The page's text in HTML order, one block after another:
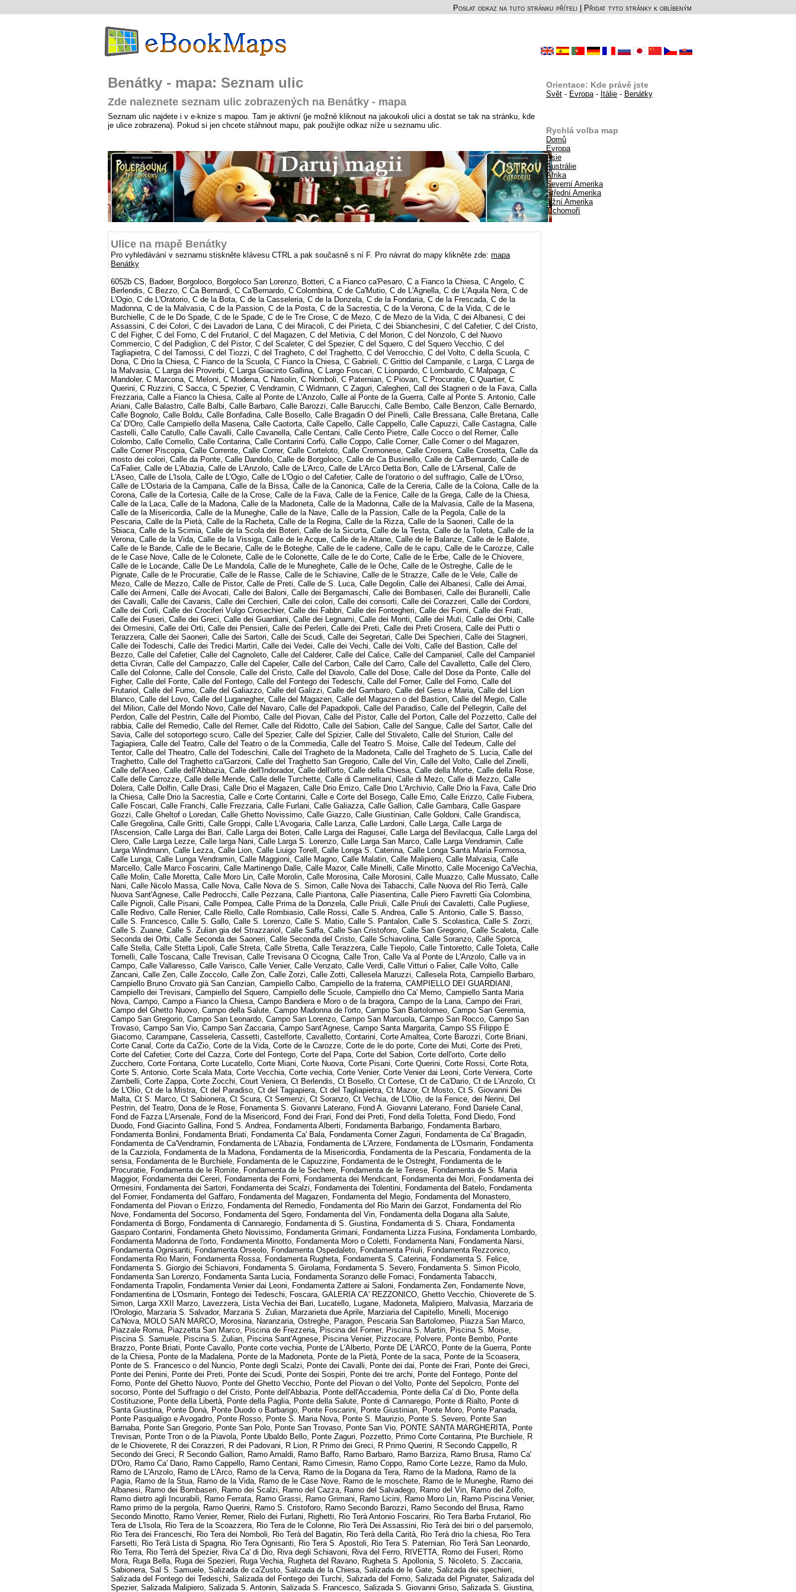
Poslat odkaz na tuto stránku příteli Přidat tyto stránky k oblíbeným
Benátky - mapa: Seznam ulic
Zde naleznete seznam ulic zobrazených na Benátky - mapa
Seznam ulic najdete i v e-knize s mapou. Tam je aktivní (je možné kliknout na jakoukoli ulici a dostat se tak na stránku, kde
je ulice zobrazena). Pokud si jen chcete stáhnout mapu, pak použijte odkaz níže u seznamu ulic.
Ulice na mapě Benátky
Pro vyhledávání v seznamu stiskněte klávesu CTRL a pak současně s ní F. Pro návrat do mapy klikněte zde: mapa
Benátky
6052b CS, Badoer, Borgoloco, Borgoloco San Lorenzo, Botteri, C a Fianco ca'Pesaro, C a Fianco la Chiesa, C Angelo, C Berlendis, C Bezzo, C Ca Bernardi, C Ca'Bernardo, C Colombina, C de Ca'Mutio, C de L'Agnella, C de L'Aquila Nera, C de L'Ogio, C de L'Oratorio, C de la Bota, C de la Casseleria, C de la Donzela, C de la Fondaria, C de la Frescada, C de la Madonna, C de la Malvasia, C de la Passion, C de la Posta, C de la Sacrestia, C de la Verona, C de la Vida, C de le Burchielle, C de le Do Spade, C de le Spade, C de le Tre Crose, C de Mezo, C de Mezo de la Vida, C dei Albanesi, C dei Assassini, C dei Colori, C dei Lavadori de Lana, C dei Miracoli, C dei Pirieta, C dei Sbianchesini, C del Cafetier, C del Cristo, C del Figher, C del Forno, C del Frutariol, C del Magazen, C del Metivia, C del Morion, C del Nonzolo, C del Nuovo Commercio, C del Padiglion, C del Pistor, C del Scaleter, C del Spezier, C del Squero, C del Squero Vecchio, C del Tagliapietra, C del Tamossi, C del Tiozzi, C del Tragheto, C del Traghetto, C del Verrocchio, C del Volto, C della Scuola, C Dona, C Drio la Chiesa, C Fianco de la Scuola, C Fianco la Chiesa, C Gabrieli, C Grittio del Campanile, c Larga, C Larga de la Malvasia, C Larga dei Proverbi, C Larga Giacinto Gallina, C Largo Foscari, C Lionpardo, C Lombardo, C Malpaga, C Mandoler, C Marcona, C Meloni, C Modena, C Nasolin, C Nomboli, C Paternian, C Piovan, C Procuratie, C Quartier, C Querini, C Ruzzini, C Sacca, C Spezier, C Vendramin, C Widmann, C Zaguri, Calegheri, Call dei Stagneri o de la Fava, Calla Frezzaria, Calle a Fianco la Chiesa, Calle al Ponte de L'Anzolo, Calle al Ponte de la Guerra, Calle al Ponte S. Antonio, Calle Ariani, Calle Balastro, Calle Balbi, Calle Barbaro, Calle Barozzi, Calle Barucchi, Calle Bembo, Calle Benzon, Calle Bernardo, Calle Bognolo, Calle Boldu, Calle Bonfadina, Calle Bosello, Calle Bragadin O del Pinelli, Calle Bressana, Calle Bretana, Calle Ca' D'Oro, Calle Campiello della Masena, Calle Caotorta, Calle Capello, Calle Cappello, Calle Capuzzi, Calle Castagna, Calle Castelli, Calle Catullo, Calle Cavalli, Calle Cavanella, Calle Centani, Calle Cento Pietre, Calle Cocco o del Remer, Calle Colombo, Calle Comello, Calle Contarina, Calle Contarini Corfù, Calle Coppo, Calle Corner, Calle Corner o del Magazen, Calle Corner Piscopia, Calle Corrente, Calle Correr, Calle Corteloto, Calle Cremonese, Calle Crosera, Calle Crosetta, Calle da mosto dei colori, Calle da Ponte, Calle Dandolo, Calle de Borgoloco, Calle de Ca Businello, Calle de Ca'Bernardo, Calle de Ca'Falier, Calle de L'Abazia, Calle de L'Anzolo, Calle de L'Arco, Calle de L'Arco Detta Bon, Calle de L'Arsenal, Calle de L'Aseo, Calle de L'Isola, Calle de L'Ogio, Calle de L'Ogio o del Cafetier, Calle de l'oratorio o del suffragio, Calle de L'Orso, Calle de L'Ostaria de la Campana, Calle de la Bissa, Calle de la Canonica, Calle de la Cereria, Calle de la Colona, Calle de la Corona, Calle de la Cortesia, Calle de la Crose, Calle de la Fava, Calle de la Fenice, Calle de la Grega, Calle de la Chiesa, Calle de la Laca, Calle de la Madona, Calle de la Madoneta, Calle de la Madonna, Calle de la Malvasia, Calle de la Masena, Calle de la Misericordia, Calle de la Muneghe, Calle de la Nave, Calle de la Passion, Calle de la Pegola, Calle de la Pescaria, Calle de la Pietà, Calle de la Racheta, Calle de la Regina, Calle de la Rizza, Calle de la Saoneri, Calle de la Sbiaca, Calle de la Scimia, Calle de la Scola dei Boteri, Calle de la Sicurta, Calle de la Testa, Calle de la Toleta, Calle de la Verona, Calle de la Vida, Calle de la Vissiga, Calle de le Acque, Calle de le Altane, Calle de le Balanze, Calle de le Balote, Calle de le Bande, Calle de le Becarie, Calle de le Boteghe, Calle de le cadene, Calle de le capu, Calle de le Carozze, Calle de le Case Nove, Calle de le Colonete, Calle de le Colonette, Calle de le do Corte, Calle de le Erbe, Calle de le Chiovere, Calle de le Locande, Calle De Le Mandola, Calle de le Muneghete, Calle de le Oche, Calle de le Ostreghe, Calle de le Pignate, Calle de le Procuratie, Calle de le Rasse, Calle de le Schiavine, Calle de le Strazze, Calle de le Vele, Calle de Mezo, Calle de Mezzo, Calle de Pistor, Calle de Preti, Calle de S. Luca, Calle Degolin, Calle dei Albanesi, Calle dei Amai, Calle dei Armeni, Calle dei Avocati, Calle dei Baloni, Calle dei Bergamaschi, Calle dei Bombaseri, Calle dei Buranelli, Calle dei Cavalli, Calle dei Cavanis, Calle dei Cerchieri, Calle dei colori, Calle dei consorti, Calle dei Corazzeri, Calle dei Cordoni, Calle dei Corli, Calle dei Crociferi Vulgo Crosechier, Calle dei Fabbri, Calle dei Fontegheri, Calle dei Forni, Calle dei Frati, Calle dei Fuseri, Calle dei Greci, Calle dei Guardiani, Calle dei Legnami, Calle dei Monti, Calle dei Muti, Calle dei Orbi, Calle dei Ormesini, Calle dei Orti, Calle dei Pensieri, Calle dei Perleri, Calle dei Preti, Calle dei Preti Crosera, Calle dei Putti o Terazzera, Calle dei Saoneri, Calle dei Sartori, Calle dei Scudi, Calle dei Segretari, Calle Dei Spechieri, Calle dei Stagneri, Calle dei Todeschi, Calle dei Tredici Martiri, Calle dei Vedei, Calle dei Vechi, Calle dei Volti, Calle del Bastion, Calle del Bezzo, Calle del Cafetier, Calle del Cagnoleto, Calle del Calderer, Calle del Calice, Calle del Campaniel, Calle del Campaniel detta Civran, Calle del Campazzo, Calle del Capeler, Calle del Carbon, Calle del Carro, Calle del Cavalletto, Calle del Clero, Calle del Colonne, Calle del Console, Calle del Cristo, Calle del Diavolo, Calle del Dose, Calle del Dose da Ponte, Calle del Figher, Calle del Fonte, Calle del Fontego, Calle del Fontego dei Tedeschi, Calle del Forner, Calle del Forno, Calle del Frutariol, Calle del Fumo, Calle del Galiazzo, Calle del Galizzi, Calle del Gambaro, Calle del Gesu e Maria, Calle del Lion Blanco, Calle del Lovo, Calle del Luganegher, Calle del Magazen, Calle del Magazen o del Bastion, Calle del Megio, Calle del Milion, Calle del Mondo Novo, Calle del Navaro, Calle del Papadopoli, Calle del Paradiso, Calle del Pellegrin, Calle del Perdon, Calle del Pestrin, Calle del Piombo, Calle del Piovan, Calle del Pistor, Calle del Porton, Calle del Pozzetto, Calle del rabbia, Calle del Remedio, Calle del Remer, Calle del Ridotto, Calle del Sabion, Calle del Sangue, Calle del Sartor, Calle del Savia, Calle del sotoportego scuro, Calle del Spezier, Calle del Spizier, Calle del Stivaleto, Calle del Sturion, Calle del Tagiapiera, Calle del Teatro, Calle del Teatro o de la Commedia, Calle del Teatro S. Moise, Calle del Tedeum, Calle del Tentor, Calle del Theatro, Calle del Todeschini, Calle del Tragheto de la Madoneta, Calle del Tragheto de S. Lucia, Calle del Traghetto, Calle del Traghetto ca'Garzoni, Calle del Traghetto San Gregorio, Calle del Vin, Calle del Volto, Calle del Zinelli, Calle del'Aseo, Calle dell'Abbazia, Calle dell'Indorador, Calle dell'orto, Calle della Chiesa, Calle della Morte, Calle della Rose, Calle delle Carrozze, Calle delle Mende, Calle delle Turchette, Calle di Carmelitani, Calle di Mezo, Calle di Mezzo, Calle Dolera, Calle Dolfin, Calle Drasi, Calle Drio el Magazen, Calle Drio Errizo, Calle Drio L'Archivio, Calle Drio la Fava, Calle Drio la Chiesa, Calle Drio la Sacrestia, Calle e Corte Contarini, Calle e Corte del Bosego, Calle Emo, Calle Erizzo, Calle Fiubera, Calle Foscari, Calle Franchi, Calle Frezzaria, Calle Furlani, Calle Galiazza, Calle Gallion, Calle Gambara, Calle Gaspare Gozzi, Calle Gheltof o Loredan, Calle Ghetto Novissimo, Calle Giazzo, Calle Giustinian, Calle Goldoni, Calle Grandisca, Calle Gregolina, Calle Gritti, Calle Groppi, Calle L'Avogaria, Calle Lanza, Calle Lardoni, Calle Larga, Calle Larga de l'Ascension, Calle Larga dei Bari, Calle Larga dei Boteri, Calle Larga dei Ragusei, Calle Larga del Bevilacqua, Calle Larga del Clero, Calle Larga Lezze, Calle larga Nani, Calle Larga S. Lorenzo, Calle Larga San Marco, Calle Larga Vendramin, Calle Larga Windmann, Calle Lezza, Calle Lion, Calle Liuigo Torell, Calle Longa S. Caterina, Calle Longa Santa Maria Formosa, Calle Lunga, Calle Lunga Vendramin, Calle Maggioni, Calle Magno, Calle Malatin, Calle Malipiero, Calle Malvasia, Calle Marcello, Calle Marco Foscarini, Calle Martinengo Dalle, Calle Mazor, Calle Minelli, Calle Minotto, Calle Mocenigo Ca'Vechia, Calle Molin, Calle Moretta, Calle Moro Lin, Calle Morolin, Calle Morosina, Calle Morosini, Calle Muazzo, Calle Mussato, Calle Nani, Calle Nicolo Massa, Calle Nova, Calle Nova de S. Simon, Calle Nova dei Tabacchi, Calle Nuova del Rio Terrà, Calle Nuova Sant'Agnese, Calle Pedrocchi, Calle Pezzana, Calle Piantona, Calle Piasentina, Calle Piero Favretti Gia Colombina, Calle Pignoli, Calle Pisani, Calle Pompea, Calle Prima de la Donzela, Calle Priuli, Calle Priuli dei Cavaletti, Calle Pugliese, Calle Redivo, Calle Renier, Calle Riello, Calle Rombiasio, Calle Rossi, Calle S. Andrea, Calle S. Antonio, Calle S. Basso, Calle S. Francesco, Calle S. Gallo, Calle S. Lorenzo, Calle S. Matio, Calle S. Pantalon, Calle S. Scolastica, Calle S. Zorzi, Calle S. Zuane, Calle S. Zulian gia del Strazzariol, Calle Saffa, Calle San Cristoforo, Calle San Gregorio, Calle Scaleta, Calle Seconda dei Orbi, Calle Seconda dei Saoneri, Calle Seconda del Cristo, Calle Schiavolina, Calle Soranzo, Calle Sporca, Calle Stella, Calle Stetta Lipoli, Calle Streta, Calle Stretta, Calle Terazzera, Calle Tiepolo, Calle Tintoretto, Calle Toleta, Calle Tornelli, Calle Toscana, Calle Trevisan, Calle Trevisana O Cicogna, Calle Tron, Calle Va al Ponte de L'Anzolo, Calle va in Campo, Calle Vallaresso, Calle Varisco, Calle Venier, Calle Venzato, Calle Verdi, Calle Vitturi o Falier, Calle Volto, Calle Zancani, Calle Zen, Calle Zoccolo, Calle Zon, Calle Zorzi, Calle Zotti, Callesela Maruzzi, Callesela Rota, Campiello Barbaro, Campiello Bruno Crovato già San Canzian, Campiello Calbo, Campiello de la fraterna, CAMPIELLO DEI GUARDIANI, Campiello dei Trevisani, Campiello del Squero, Campiello delle Scuole, Campiello drio Ca'
Orientace: Kde právě jste
Svět - Evropa- Itálie - Benátky
Rychlá volba map
Domů
Evropa
Asie
Austrálie
Afrika
Severní Amerika
Střední Amerika
Jižní Amerika
Tichomoří